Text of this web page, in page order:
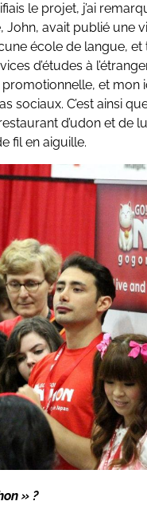
le projet, j’ai
John, avait publié une
école de langue, et
d’études à
et mon
sociaux. C’est ainsi que
d’udon et de
fil en aiguille.
» ?